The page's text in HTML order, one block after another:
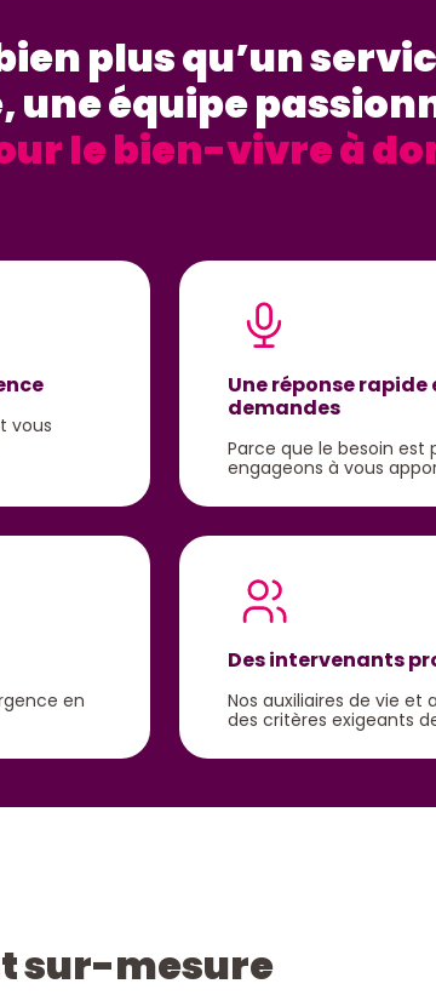
plus qu’un
une équipe
le bien-vivre à
vous
Une réponse
demandes
Parce que le besoin est
engageons à vous
en
Des intervenants
Nos auxiliaires de vie
des critères exigeants
sur-mesure